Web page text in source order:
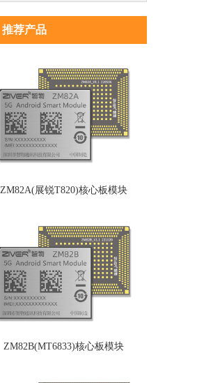
推荐产品
ZM82A(展锐T820)核心板模块
ZM82B(MT6833)核心板模块